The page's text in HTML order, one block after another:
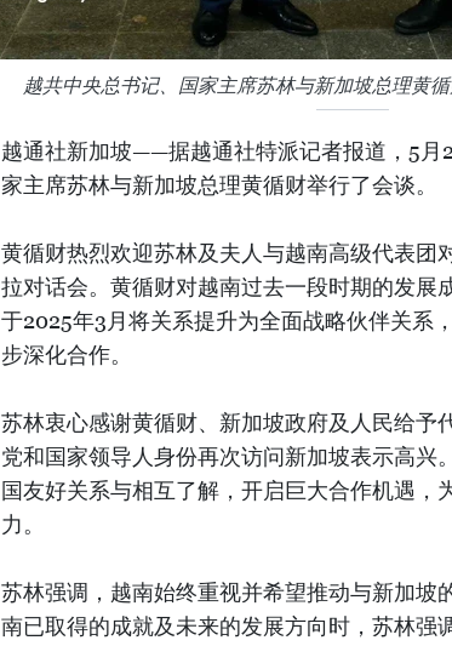
越共中央总书记、国家主席苏林与新加坡总理黄
越通社新加坡——据越通社特派记者报道，5月
家主席苏林与新加坡总理黄循财举行了会谈。
黄循财热烈欢迎苏林及夫人与越南高级代表团
拉对话会。黄循财对越南过去一段时期的发展
于2025年3月将关系提升为全面战略伙伴关系
步深化合作。
苏林衷心感谢黄循财、新加坡政府及人民给予
党和国家领导人身份再次访问新加坡表示高兴
国友好关系与相互了解，开启巨大合作机遇，
力。
苏林强调，越南始终重视并希望推动与新加坡
南已取得的成就及未来的发展方向时，苏林强